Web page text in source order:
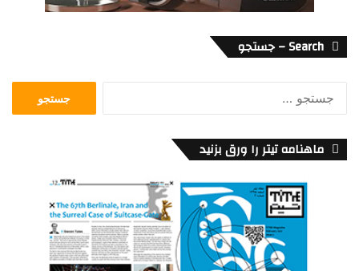
Search – جستجو
ماهنامه تیتر را ورق بزنید